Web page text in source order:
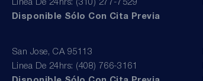
Linea De 24hrs: (310) 277-7529
Disponible Sólo Con Cita Previa
San Jose, CA 95113
Linea De 24hrs: (408) 766-3161